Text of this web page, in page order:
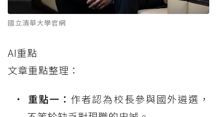
國立清華大學官網
AI重點
文章重點整理：
重點一： 作者認為校長參與國外遴選，